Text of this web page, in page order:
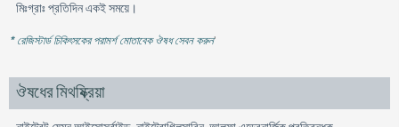
মিঃগ্রাঃ প্রতিদিন একই সময়ে।
* রেজিস্টার্ড চিকিৎসকের পরামর্শ মোতাবেক ঔষধ সেবন করুন'
ঔষধের মিথষ্ক্রিয়া